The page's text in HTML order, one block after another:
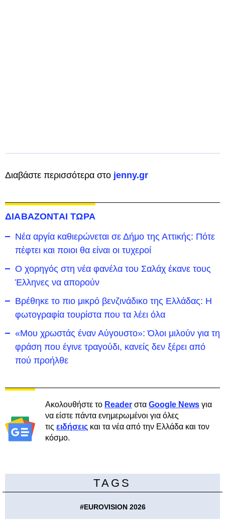
Διαβάστε περισσότερα στο jenny.gr
ΔΙΑΒΑΖΟΝΤΑΙ ΤΩΡΑ
Νέα αργία καθιερώνεται σε Δήμο της Αττικής: Πότε
πέφτει και ποιοι θα είναι οι τυχεροί
Ο χορηγός στη νέα φανέλα του Σαλάχ έκανε τους
Έλληνες να απορούν
Βρέθηκε το πιο μικρό βενζινάδικο της Ελλάδας: Η
φωτογραφία τουρίστα που τα λέει όλα
«Μου χρωστάς έναν Αύγουστο»: Όλοι μιλούν για τη
φράση που έγινε τραγούδι, κανείς δεν ξέρει από
πού προήλθε
Ακολουθήστε το Reader στα Google News για
να είστε πάντα ενημερωμένοι για όλες
τις ειδήσεις και τα νέα από την Ελλάδα και τον
κόσμο.
TAGS
#EUROVISION 2026